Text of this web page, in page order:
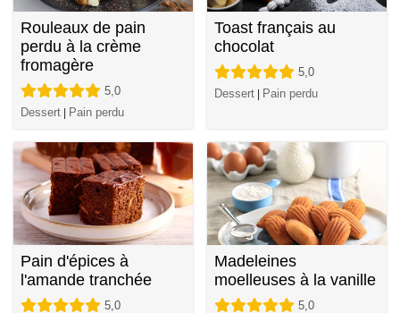
Rouleaux de pain
perdu à la crème
fromagère
5,0
Dessert | Pain perdu
Toast français au
chocolat
5,0
Dessert | Pain perdu
Pain d'épices à
l'amande tranchée
5,0
Madeleines
moelleuses à la vanille
5,0